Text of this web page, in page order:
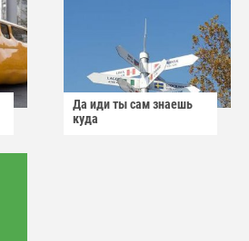
Да иди ты сам знаешь
куда